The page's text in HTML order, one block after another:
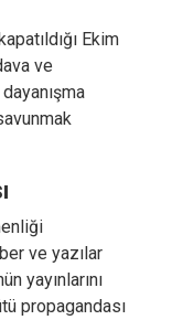
Ekim
ve
ve yazılar
yayınlarını
propagandası